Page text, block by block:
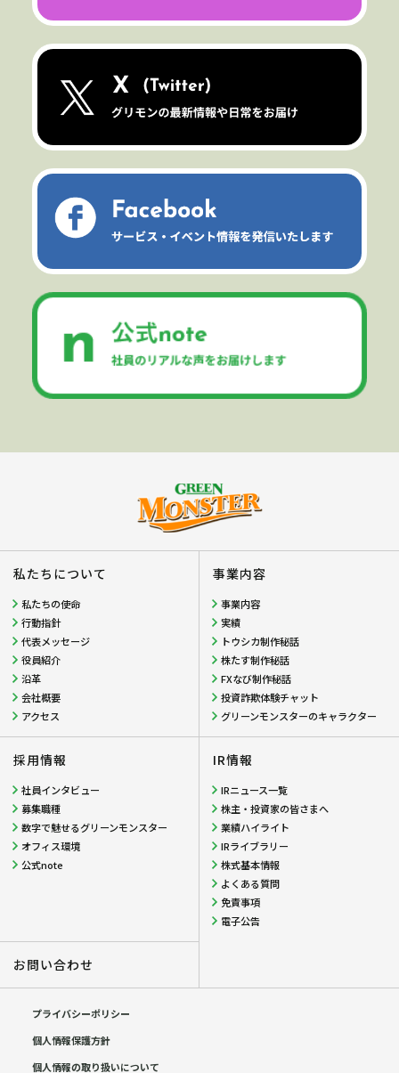
私たちについて
私たちの使命
行動指針
代表メッセージ
役員紹介
沿革
会社概要
アクセス
事業内容
事業内容
実績
トウシカ制作秘話
株たす制作秘話
FXなび制作秘話
投資詐欺体験チャット
グリーンモンスターのキャラクター
採用情報
社員インタビュー
募集職種
数字で魅せるグリーンモンスター
オフィス環境
公式note
IR情報
IRニュース一覧
株主・投資家の皆さまへ
業績ハイライト
IRライブラリー
株式基本情報
よくある質問
免責事項
電子公告
お問い合わせ
プライバシーポリシー
個人情報保護方針
個人情報の取り扱いについて